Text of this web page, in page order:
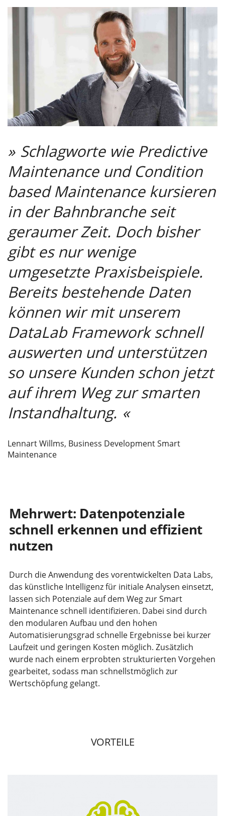
Schlagworte wie Predictive
Maintenance und Condition
based Maintenance kursieren
in der Bahnbranche seit
geraumer Zeit. Doch bisher
gibt es nur wenige
umgesetzte Praxisbeispiele.
Bereits bestehende Daten
können wir mit unserem
DataLab Framework schnell
auswerten und unterstützen
so unsere Kunden schon jetzt
auf ihrem Weg zur smarten
Instandhaltung.
Lennart Willms, Business Development Smart
Maintenance
Mehrwert: Datenpotenziale
schnell erkennen und effizient
nutzen
Durch die Anwendung des vorentwickelten Data Labs,
das künstliche Intelligenz für initiale Analysen einsetzt,
lassen sich Potenziale auf dem Weg zur Smart
Maintenance schnell identifizieren. Dabei sind durch
den modularen Aufbau und den hohen
Automatisierungsgrad schnelle Ergebnisse bei kurzer
Laufzeit und geringen Kosten möglich. Zusätzlich
wurde nach einem erprobten strukturierten Vorgehen
gearbeitet, sodass man schnellstmöglich zur
Wertschöpfung gelangt.
VORTEILE